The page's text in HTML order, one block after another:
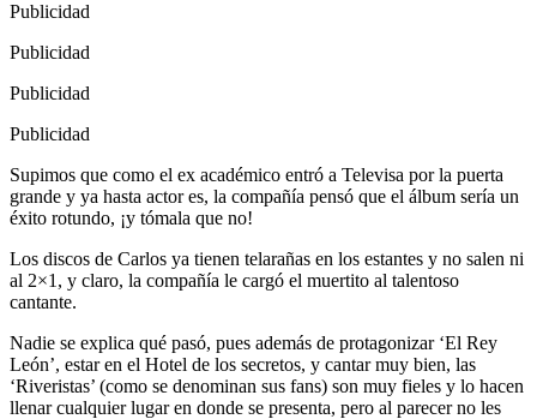
Publicidad
Publicidad
Publicidad
Publicidad
Supimos que como el ex académico entró a Televisa por la puerta
grande y ya hasta actor es, la compañía pensó que el álbum sería un
éxito rotundo, ¡y tómala que no!
Los discos de Carlos ya tienen telarañas en los estantes y no salen ni
al 2×1, y claro, la compañía le cargó el muertito al talentoso
cantante.
Nadie se explica qué pasó, pues además de protagonizar ‘El Rey
León’, estar en el Hotel de los secretos, y cantar muy bien, las
‘Riveristas’ (como se denominan sus fans) son muy fieles y lo hacen
llenar cualquier lugar en donde se presenta, pero al parecer no les